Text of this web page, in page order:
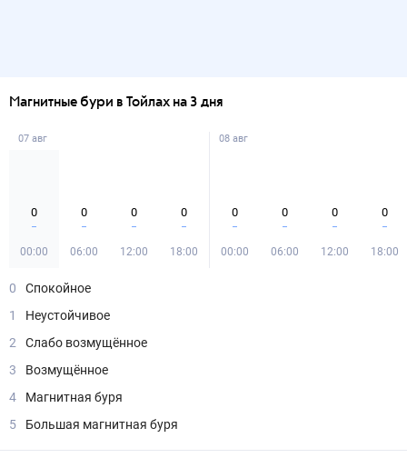
Магнитные бури в Тойлах на 3 дня
07 авг
0
00:00
0
06:00
0
12:00
0
18:00
08 авг
0
00:00
0
06:00
0
12:00
0
18:00
0
Спокойное
1
Неустойчивое
2
Слабо возмущённое
3
Возмущённое
4
Магнитная буря
5
Большая магнитная буря